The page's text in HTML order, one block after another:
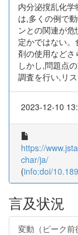
内分泌撹乱化
は,多くの例で
ンとの関連が
定かではない
剤の使用など
しかし,問題点
調査を行い,リ
2023-12-10
https://
char/ja/
(info:doi/
言及状況
変動（ピーク前